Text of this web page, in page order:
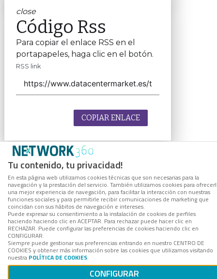
Tu contenido, tu privacidad!
En esta página web utilizamos cookies técnicas que son necesarias para la
navegación y la prestación del servicio. También utilizamos cookies para
una mejor experiencia de navegación, para facilitar la interacción con nuestras
funciones sociales y para permitirle recibir comunicaciones de marketing que
coincidan con sus hábitos de navegación e intereses.
Puede expresar su consentimiento a la instalación de cookies de perfiles
haciendo haciendo clic en ACEPTAR. Para rechazar puede hacer clic en
RECHAZAR. Puede configurar las preferencias de cookies haciendo clic en
CONFIGURAR.
Siempre puede gestionar sus preferencias entrando en nuestro CENTRO DE
COOKIES y obtener más información sobre las cookies que utilizamos visitando
nuestra POLÍTICA DE COOKIES.
CONFIGURAR
close
Código Rss
Para copiar el enlace RSS en el
portapapeles, haga clic en el botón.
RSS link
COPIAR ENLACE